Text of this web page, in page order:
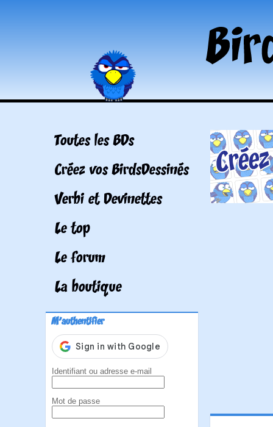
Toutes les BDs
Créez vos BirdsDessinés
Verbi et Devinettes
Le top
Le forum
La boutique
M'authentifier
Identifiant ou adresse e-mail
Mot de passe